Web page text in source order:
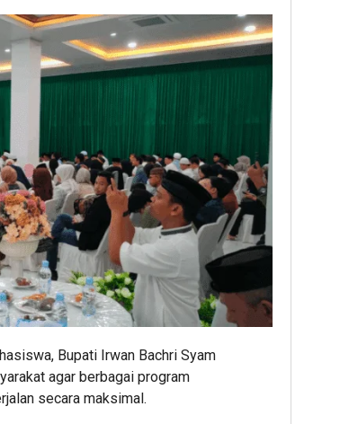
Bupati Irwan Bachri Syam
agar berbagai program
secara maksimal.